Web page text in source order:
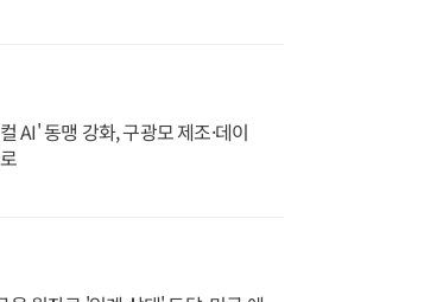
AI' 동맹 강화, 구광모 제조·데이